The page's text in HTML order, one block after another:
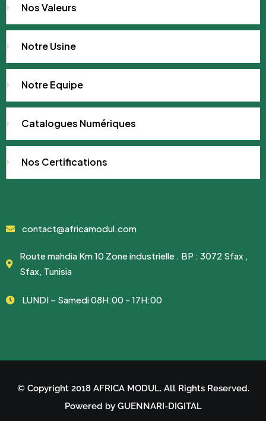
Nos Valeurs
Notre Usine
Notre Equipe
Catalogues Numériques
Nos Certifications
contact@africamodul.com
Route mahdia Km 10 Zone industrielle . BP : 3072 Sfax ,
Sfax, Tunisia
LUNDI – Samedi 08H:00 - 17H:00
© Copyright 2018 AFRICA MODUL. All Rights Reserved.
Powered by GUENNARI-DIGITAL